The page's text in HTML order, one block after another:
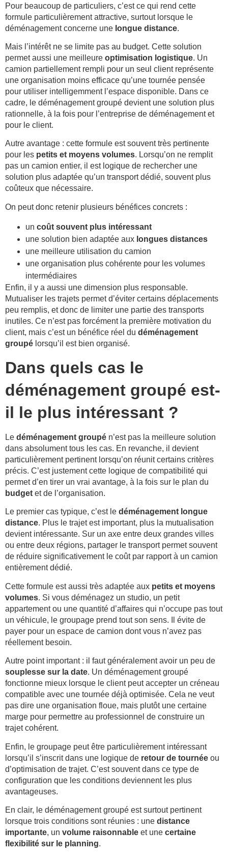
Pour beaucoup de particuliers, c’est ce qui rend cette
formule particulièrement attractive, surtout lorsque le
déménagement concerne une longue distance.
Mais l’intérêt ne se limite pas au budget. Cette solution
permet aussi une meilleure optimisation logistique. Un
camion partiellement rempli pour un seul client représente
une organisation moins efficace qu’une tournée pensée
pour utiliser intelligemment l’espace disponible. Dans ce
cadre, le déménagement groupé devient une solution plus
rationnelle, à la fois pour l’entreprise de déménagement et
pour le client.
Autre avantage : cette formule est souvent très pertinente
pour les petits et moyens volumes. Lorsqu’on ne remplit
pas un camion entier, il est logique de rechercher une
solution plus adaptée qu’un transport dédié, souvent plus
coûteux que nécessaire.
On peut donc retenir plusieurs bénéfices concrets :
un coût souvent plus intéressant
une solution bien adaptée aux longues distances
une meilleure utilisation du camion
une organisation plus cohérente pour les volumes
intermédiaires
Enfin, il y a aussi une dimension plus responsable.
Mutualiser les trajets permet d’éviter certains déplacements
peu remplis, et donc de limiter une partie des transports
inutiles. Ce n’est pas forcément la première motivation du
client, mais c’est un bénéfice réel du déménagement
groupé lorsqu’il est bien organisé.
Dans quels cas le
déménagement groupé est-
il le plus intéressant ?
Le déménagement groupé n’est pas la meilleure solution
dans absolument tous les cas. En revanche, il devient
particulièrement pertinent lorsqu’on réunit certains critères
précis. C’est justement cette logique de compatibilité qui
permet d’en tirer un vrai avantage, à la fois sur le plan du
budget et de l’organisation.
Le premier cas typique, c’est le déménagement longue
distance. Plus le trajet est important, plus la mutualisation
devient intéressante. Sur un axe entre deux grandes villes
ou entre deux régions, partager le transport permet souvent
de réduire significativement le coût par rapport à un camion
entièrement dédié.
Cette formule est aussi très adaptée aux petits et moyens
volumes. Si vous déménagez un studio, un petit
appartement ou une quantité d’affaires qui n’occupe pas tout
un véhicule, le groupage prend tout son sens. Il évite de
payer pour un espace de camion dont vous n’avez pas
réellement besoin.
Autre point important : il faut généralement avoir un peu de
souplesse sur la date. Un déménagement groupé
fonctionne mieux lorsque le client peut accepter un créneau
compatible avec une tournée déjà optimisée. Cela ne veut
pas dire une organisation floue, mais plutôt une certaine
marge pour permettre au professionnel de construire un
trajet cohérent.
Enfin, le groupage peut être particulièrement intéressant
lorsqu’il s’inscrit dans une logique de retour de tournée ou
d’optimisation de trajet. C’est souvent dans ce type de
configuration que les conditions deviennent les plus
avantageuses.
En clair, le déménagement groupé est surtout pertinent
lorsque trois conditions sont réunies : une distance
importante, un volume raisonnable et une certaine
flexibilité sur le planning.